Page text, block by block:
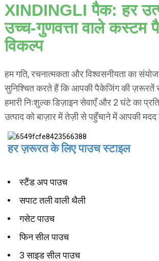
XINDINGLI पैक: हर
उच्च-गुणवत्ता वाले कस्टम
विकल्प
हम गति, रचनात्मकता और विश्वसनीयता का
सुनिश्चित करते हैं कि आपकी पैकेजिंग की ज़रूरतें
हमारी निःशुल्क डिज़ाइन सेवाएँ और 2 घंटे का
उत्पाद को बाज़ार में तेज़ी से पहुँचाने में आपकी मदद
हर ज़रूरत के लिए पाउच स्टाइल
स्टैंड अप पाउच
सपाट तली वाली थैली
गसेट पाउच
फिन सील पाउच
3 साइड सील पाउच